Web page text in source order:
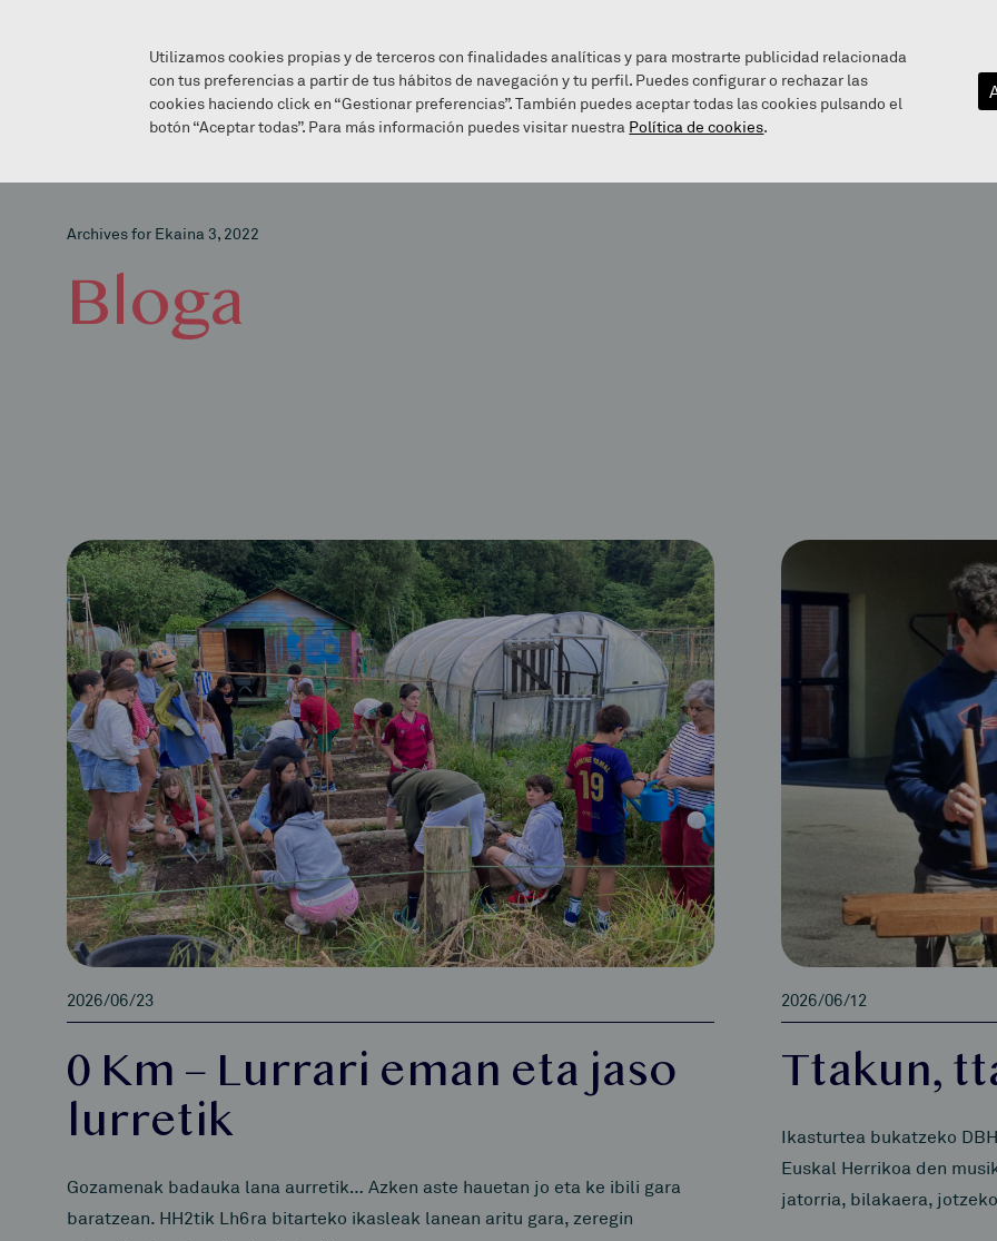
EZAGUTU GAITZAZU INFOGUNEA BALEAREN
Archives for Ekaina 3, 2022
Bloga
2026/06/23
0 Km – Lurrari eman eta jaso
lurretik
Gozamenak badauka lana aurretik… Azken aste hauetan jo eta ke ibili gara
baratzean. HH2tik Lh6ra bitarteko ikasleak lanean aritu gara, zeregin
2026/06/12
Ttakun,
Ikasturtea bukatzeko
Euskal Herrikoa den
jatorria, bilakaera,
Utilizamos cookies propias y de terceros con finalidades analíticas y para mostrarte publicidad relacionada
con tus preferencias a partir de tus hábitos de navegación y tu perfil. Puedes configurar o rechazar las
cookies haciendo click en “Gestionar preferencias”. También puedes aceptar todas las cookies pulsando el
botón “Aceptar todas”. Para más información puedes visitar nuestra Política de cookies.